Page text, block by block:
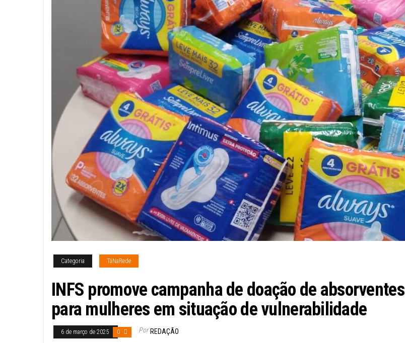
Categoria TáNaRede
INFS promove campanha de doação de absorventes
para mulheres em situação de vulnerabilidade
6 de março de 2025 0 Por REDAÇÃO